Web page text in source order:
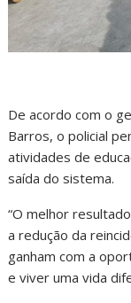
De acordo com o
Barros, o policial
atividades de
saída do sistema.
“O melhor
a redução da
ganham com a
e viver uma vida